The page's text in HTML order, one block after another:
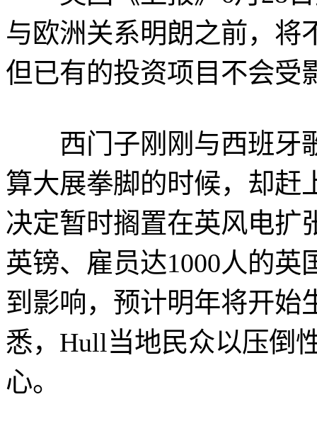
与欧洲关系明朗之前，将
但已有的投资项目不会受
西门子刚刚与西班牙
算大展拳脚的时候，却赶
决定暂时搁置在英风电扩
英镑、雇员达1000人的
到影响，预计明年将开始
悉，Hull当地民众以压倒
心。